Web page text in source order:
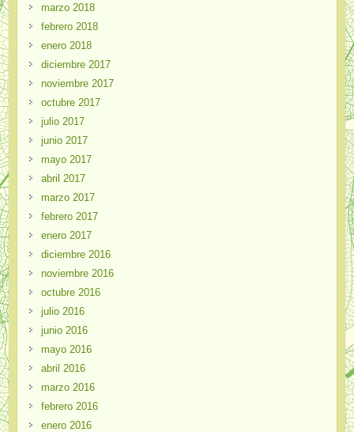
marzo 2018
febrero 2018
enero 2018
diciembre 2017
noviembre 2017
octubre 2017
julio 2017
junio 2017
mayo 2017
abril 2017
marzo 2017
febrero 2017
enero 2017
diciembre 2016
noviembre 2016
octubre 2016
julio 2016
junio 2016
mayo 2016
abril 2016
marzo 2016
febrero 2016
enero 2016